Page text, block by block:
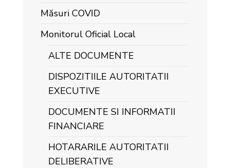
Măsuri COVID
Monitorul Oficial Local
ALTE DOCUMENTE
DISPOZITIILE AUTORITATII
EXECUTIVE
DOCUMENTE SI INFORMATII
FINANCIARE
HOTARARILE AUTORITATII
DELIBERATIVE